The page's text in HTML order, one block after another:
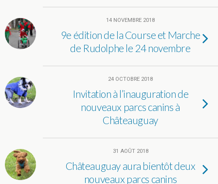
14 NOVEMBRE 2018
9e édition de la Course et Marche
de Rudolphe le 24 novembre
24 OCTOBRE 2018
Invitation à l’inauguration de
nouveaux parcs canins à
Châteauguay
31 AOÛT 2018
Châteauguay aura bientôt deux
nouveaux parcs canins